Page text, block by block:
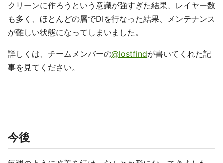
クリーンに作ろうという意識が強すぎた結果、レイヤー数
も多く、ほとんどの層でDIを行なった結果、メンテナンス
が難しい状態になってしまいました。
詳しくは、チームメンバーの@lostfindが書いてくれた記
事を見てください。
今後